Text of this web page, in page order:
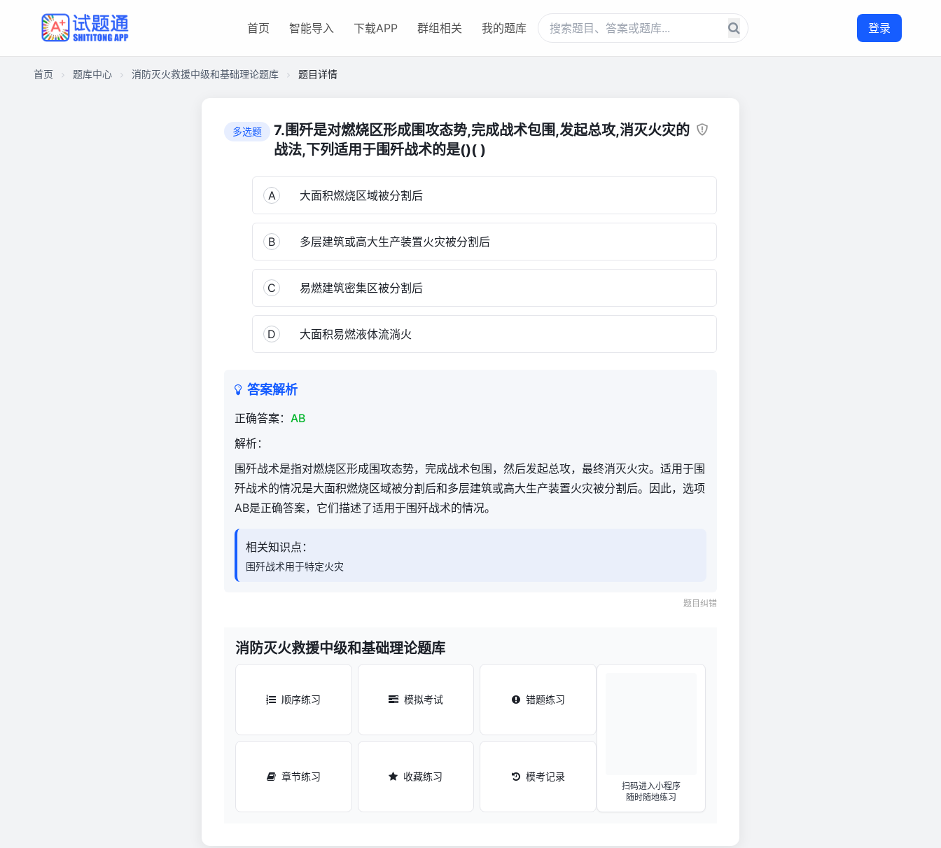
首页 智能导入 下载APP 群组相关 我的题库 登录
首页 题库中心 消防灭火救援中级和基础理论题库 题目详情
多选题
7.围歼是对燃烧区形成围攻态势,完成战术包围,发起总攻,消灭火灾的
战法,下列适用于围歼战术的是()( )
A 大面积燃烧区域被分割后
B 多层建筑或高大生产装置火灾被分割后
C 易燃建筑密集区被分割后
D 大面积易燃液体流淌火
答案解析
正确答案： AB
解析：
围歼战术是指对燃烧区形成围攻态势，完成战术包围，然后发起总攻，最终消灭火灾。适用于围
歼战术的情况是大面积燃烧区域被分割后和多层建筑或高大生产装置火灾被分割后。因此，选项
AB是正确答案，它们描述了适用于围歼战术的情况。
相关知识点：
围歼战术用于特定火灾
题目纠错
消防灭火救援中级和基础理论题库
顺序练习 模拟考试 错题练习
章节练习 收藏练习 模考记录
扫码进入小程序
随时随地练习